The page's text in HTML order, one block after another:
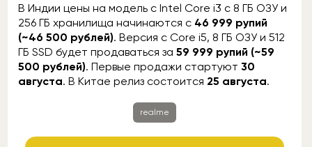
В Индии цены на модель с Intel Core i3 с 8 ГБ ОЗУ и
256 ГБ хранилища начинаются с 46 999 рупий
(~46 500 рублей). Версия с Core i5, 8 ГБ ОЗУ и 512
ГБ SSD будет продаваться за 59 999 рупий (~59
500 рублей). Первые продажи стартуют 30
августа. В Китае релиз состоится 25 августа.
realme